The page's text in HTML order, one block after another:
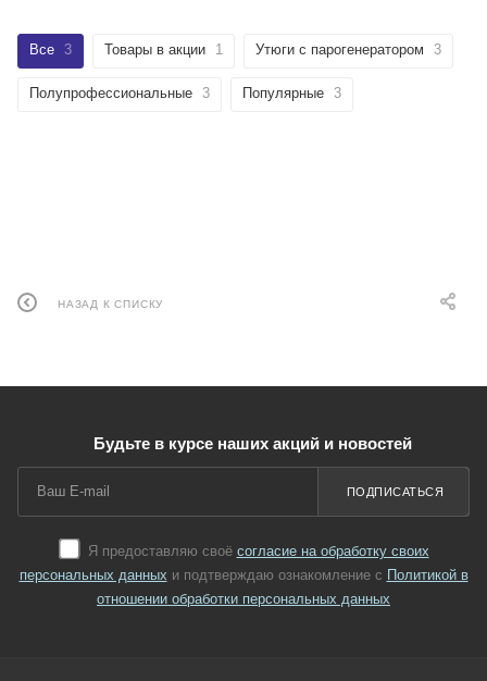
Все 3 Товары в акции 1 Утюги с парогенератором 3
Полупрофессиональные 3 Популярные 3
НАЗАД К СПИСКУ
Будьте в курсе наших акций и новостей
Я предоставляю своё согласие на обработку своих
персональных данных и подтверждаю ознакомление с Политикой в
отношении обработки персональных данных
ПОДПИСАТЬСЯ